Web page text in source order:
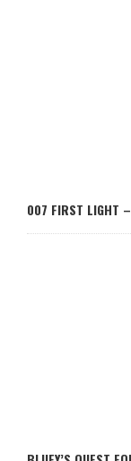
007 FIRST LIGHT